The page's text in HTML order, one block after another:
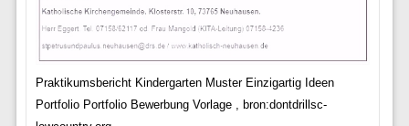
Praktikumsbericht Kindergarten Muster Einzigartig Ideen
Portfolio Portfolio Bewerbung Vorlage , bron:dontdrillsc-